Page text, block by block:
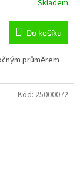
M
A
Skladem
Do košíku
průměrem
Kód: 25000072